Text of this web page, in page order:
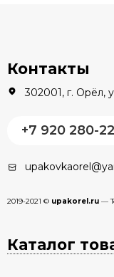
Контакты
302001, г. Орёл,
+7 920 280-
2019-2021 © upakorel.ru —
Каталог